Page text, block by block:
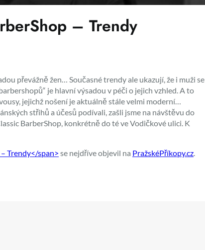
– Trendy
převážně žen… Současné trendy ale ukazují, že i muži se
je hlavní výsadou v péči o jejich vzhled. A to
jejichž nošení je aktuálně stále velmi moderní…
střihů a účesů podívali, zašli jsme na návštěvu do
BarberShop, konkrétně do té ve Vodičkové ulici. K
Trendy</span> se nejdříve objevil na PražskéPříkopy.cz